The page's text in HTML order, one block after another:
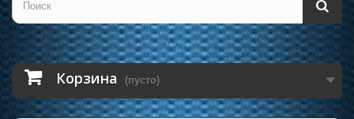
Корзина (пусто)